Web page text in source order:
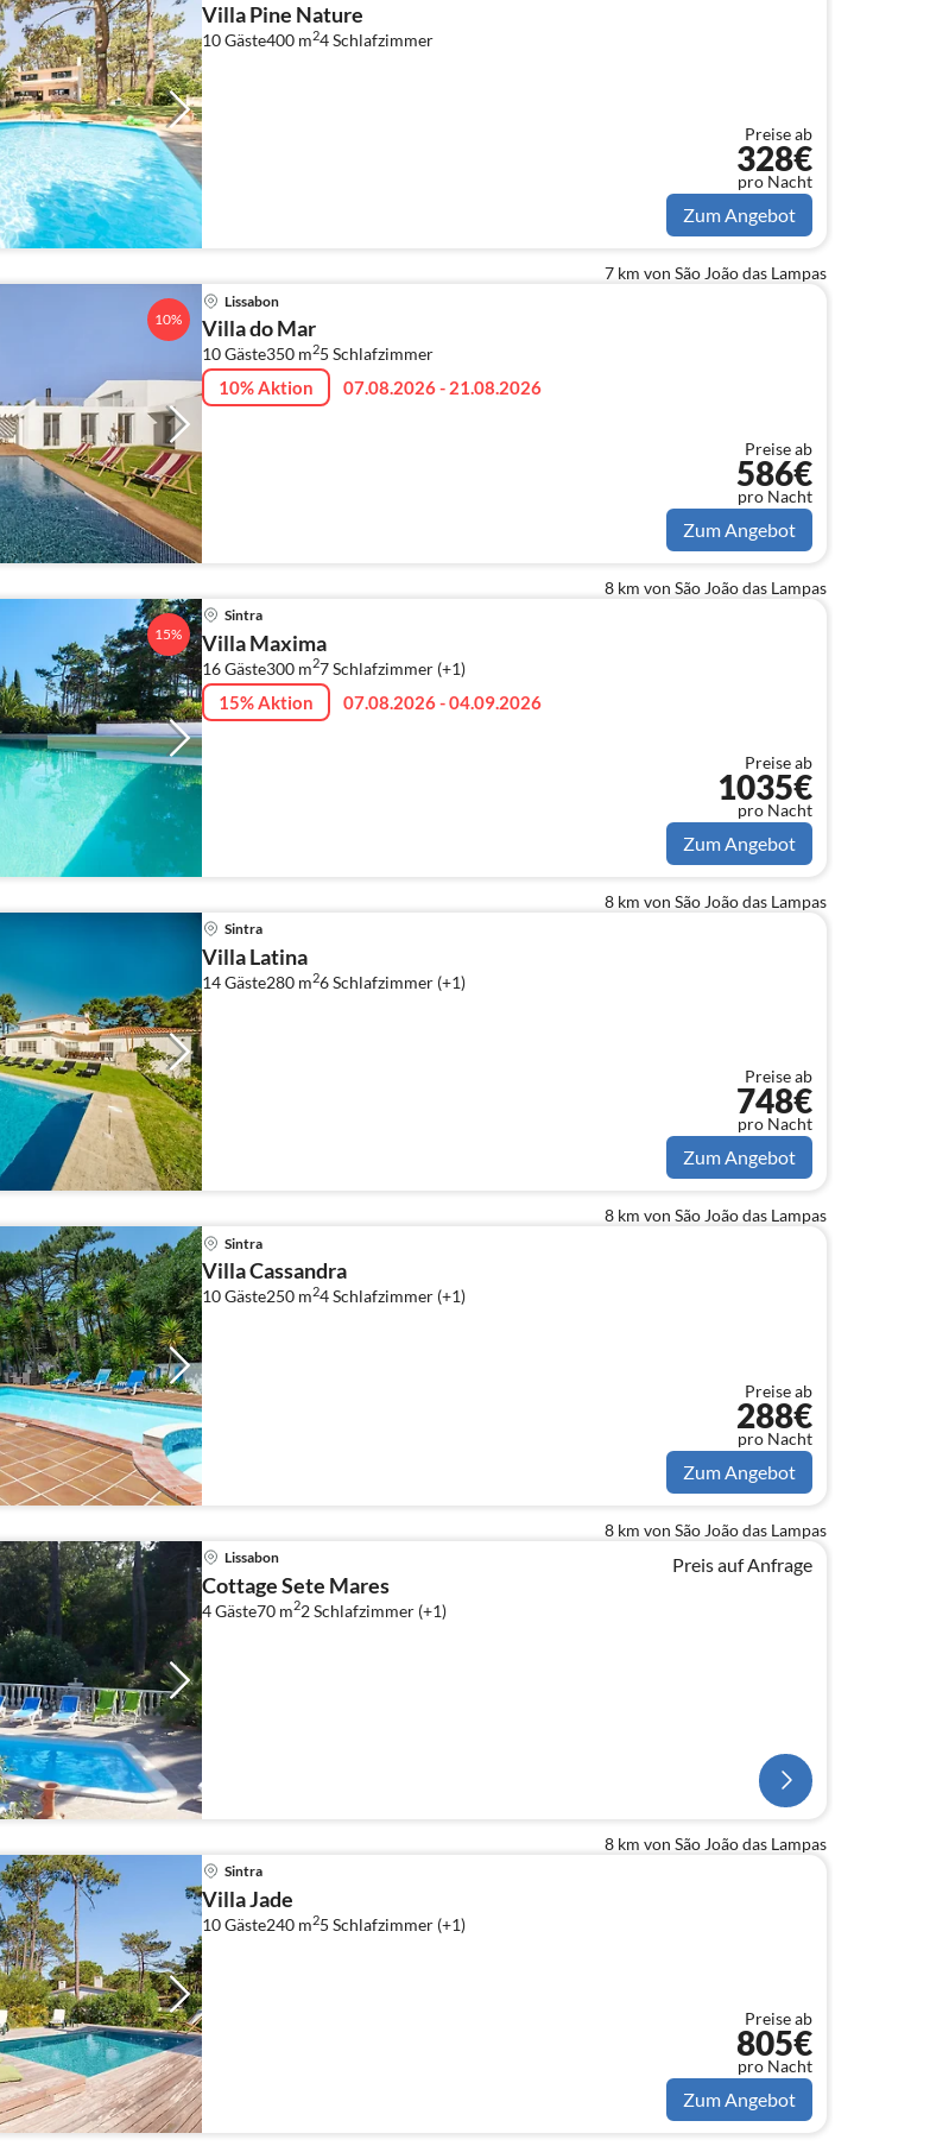
Villa Pine Nature
10 Gäste400 m24Schlafzimmer
Preise ab
328€
pro Nacht
Zum Angebot
10%
7 km von São João das Lampas
Lissabon
Villa do Mar
10 Gäste350 m25 Schlafzimmer
10% Aktion 07.08.2026 - 21.08.2026
Preise ab
586€
pro Nacht
Zum Angebot
15%
8 km von São João das Lampas
Sintra
Villa Maxima
16 Gäste300 m27Schlafzimmer (+1)
15% Aktion 07.08.2026 - 04.09.2026
Preise ab
1035€
pro Nacht
Zum Angebot
8 km von São João das Lampas
Sintra
Villa Latina
14 Gäste280 m26Schlafzimmer (+1)
Preise ab
748€
pro Nacht
Zum Angebot
8 km von São João das Lampas
Sintra
Villa Cassandra
10 Gäste250 m24Schlafzimmer (+1)
Preise ab
288€
pro Nacht
Zum Angebot
8 km von São João das Lampas
Lissabon
Cottage Sete Mares
4 Gäste70 m22Schlafzimmer (+1)
Preis auf Anfrage
8 km von São João das Lampas
Sintra
Villa Jade
10 Gäste240 m25 Schlafzimmer (+1)
Preise ab
805€
pro Nacht
Zum Angebot